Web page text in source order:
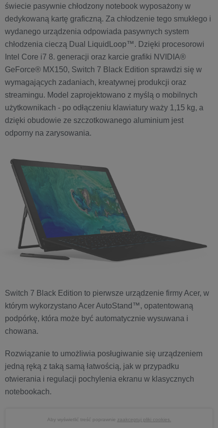
świecie pasywnie chłodzony notebook wyposażony w
dedykowaną kartę graficzną. Za chłodzenie tego smukłego i
wydanego urządzenia odpowiada pasywnych system
chłodzenia cieczą Dual LiquidLoop™. Dzięki procesorowi
Intel Core i7 8. generacji oraz karcie grafiki NVIDIA®
GeForce® MX150, Switch 7 Black Edition sprawdzi się w
wymagających zadaniach, kreatywnej produkcji oraz
streamingu. Model zaprojektowano z myślą o mobilnych
użytkownikach - po odłączeniu klawiatury waży 1,15 kg, a
dzięki obudowie ze szczotkowanego aluminium jest
odporny na zarysowania.
Switch 7 Black Edition to pierwsze urządzenie firmy Acer, w
którym wykorzystano Acer AutoStand™, opatentowaną
podpórkę, która może być automatycznie wysuwana i
chowana.
Rozwiązanie to umożliwia posługiwanie się urządzeniem
jedną ręką z taką samą łatwością, jak w przypadku
otwierania i regulacji pochylenia ekranu w klasycznych
notebookach.
Aby wyświetlić treść poprawnie zaakceptuj pliki cookies.